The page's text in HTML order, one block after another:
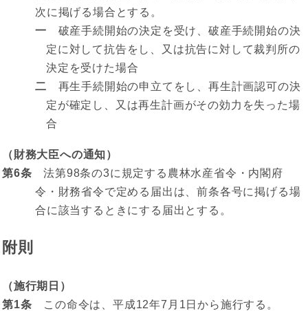
次に掲げる場合とする。
一 破産手続開始の決定を受け、破産手続開始の決
定に対して抗告をし、又は抗告に対して裁判所の
決定を受けた場合
二 再生手続開始の申立てをし、再生計画認可の決
定が確定し、又は再生計画がその効力を失った場
合
（財務大臣への通知）
第6条 法第98条の3に規定する農林水産省令・内閣府
令・財務省令で定める届出は、前条各号に掲げる場
合に該当するときにする届出とする。
附則
（施行期日）
第1条 この命令は、平成12年7月1日から施行する。